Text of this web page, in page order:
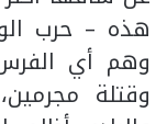
هذه – حرب
وهم أي
وقتلة